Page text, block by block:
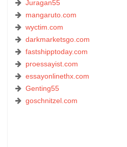
Juragan55
mangaruto.com
wyctim.com
darkmarketsgo.com
fastshipptoday.com
proessayist.com
essayonlinethx.com
Genting55
goschnitzel.com